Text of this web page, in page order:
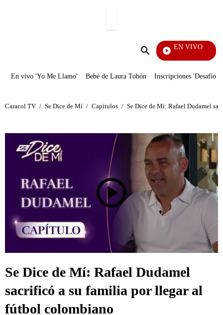
Enviar
EN VIVO
En vivo 'Yo Me Llamo' Bebé de Laura Tobón Inscripciones 'Desafío'
Caracol TV / Se Dice de Mí / Capítulos / Se Dice de Mí: Rafael Dudamel
Se Dice de Mí: Rafael Dudamel
sacrificó a su familia por llegar al
fútbol colombiano